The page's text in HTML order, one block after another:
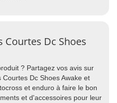
Courtes Dc Shoes
? Partagez vos avis sur
Dc Shoes Awake et
et enduro à faire le bon
et d'accessoires pour leur